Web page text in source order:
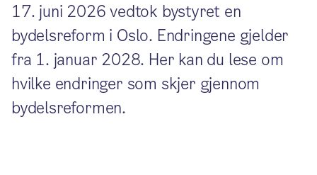
17. juni 2026 vedtok bystyret en
bydelsreform i Oslo. Endringene gjelder
fra 1. januar 2028. Her kan du lese om
hvilke endringer som skjer gjennom
bydelsreformen.